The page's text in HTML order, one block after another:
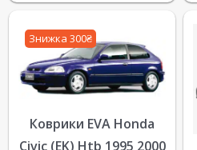
Знижка 300₴
Коврики EVA Honda
Civic (EK) Htb 1995 2000